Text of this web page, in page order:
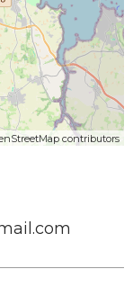
contributors